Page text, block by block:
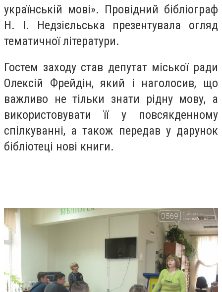
українській мові». Провідний бібліограф
Н. І. Недзієльська презентувала огляд
тематичної літератури.
Гостем заходу став депутат міської ради
Олексій Фрейдін, який і наголосив, що
важливо не тільки знати рідну мову, а
використовувати її у повсякденному
спілкуванні, а також передав у дарунок
бібліотеці нові книги.